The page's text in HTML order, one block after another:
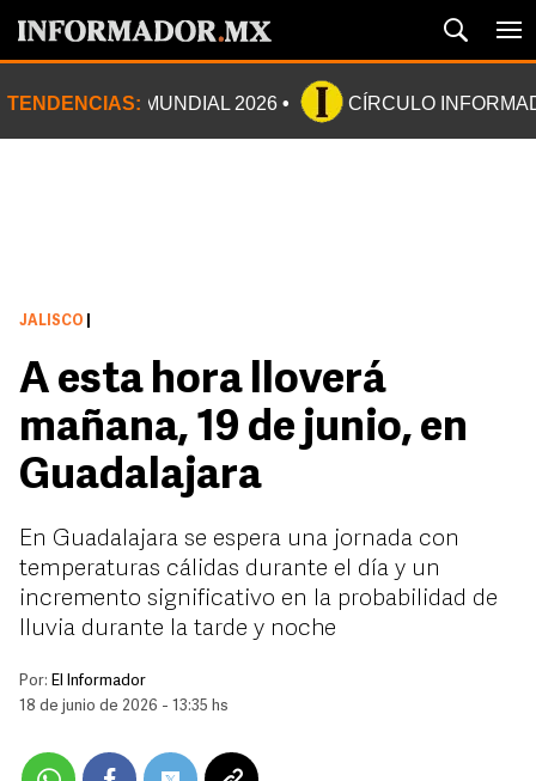
TENDENCIAS: MUNDIAL 2026 CÍRCULO
JALISCO
A esta hora lloverá
mañana, 19 de junio, en
Guadalajara
En Guadalajara se espera una jornada con
temperaturas cálidas durante el día y un
incremento significativo en la probabilidad de
lluvia durante la tarde y noche
Por: El Informador
18 de junio de 2026 - 13:35 hs